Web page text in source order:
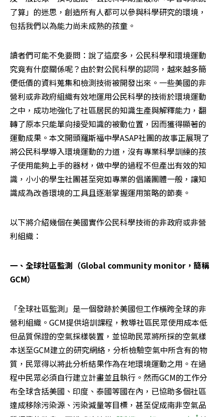
了算」的迷思，創造所有人都可以參與科學研究的環境，
包括我們以為能力尚未成熟的孩童。
讀者們可能不免要問：說了這麼多，公民科學和環境運動
究竟有什麼關係呢？由於對公民科學的認同，越來越多簡
便低價的資料蒐集和檢測技術被開發出來。一些美國的非
營利或非政府組織有效地運用公民科學的技術於環境運動
之中，成功地強化了社區居民的知識生產與解釋能力，翻
轉了原本只能單向接受知識的被動位置，因而獲得顯著的
運動成果。本文開頭羅斯福中學ASAP社團的故事正展現了
將公民科學導入環境運動的力道，沒有專業科學訓練的孩
子使用能夠上手的器材，做中學的過程不但產出有效的知
識，小小的學生社團甚至宛如專業的倡議團體一般，讓知
識成為改善環境的工具且逐漸掌握運用策略的節奏。
以下將介紹幾個在美國實作公民科學技術的非政府或非營
利組織：
一、全球社區監測（Global community monitor，簡稱
GCM）
「全球社區監測」是一個發跡於美國但工作橫跨全球的非
營利組織。GCM提供培訓課程，教導社區民眾使用成本低
但品質保證的空氣採樣裝置，並協助民眾將所採的空氣樣
本送至GCM建立的研究網絡，分析檢驗空氣中所含有的物
質，民眾得以將此分析結果作為在地環境運動之用。在過
程中民眾必須自行建立計畫並且執行。然而GCM的工作分
布全球含括美國、印度、泰國等國在內，已協助多個社區
達成移除污染源、污染減量等目標，甚至促成南非空氣品